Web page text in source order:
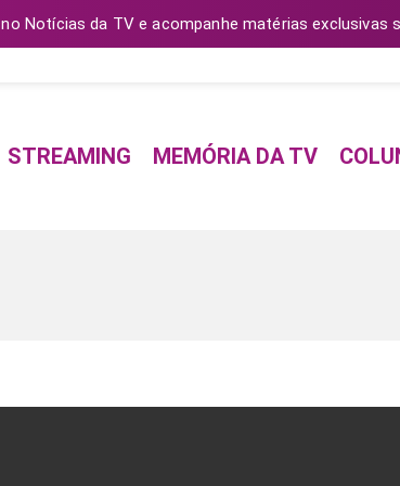
no Notícias da TV e acompanhe matérias exclusivas
STREAMING MEMÓRIA DA TV